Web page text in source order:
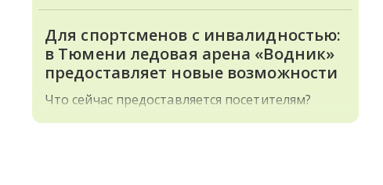
Для спортсменов с инвалидностью:
в Тюмени ледовая арена «Водник»
предоставляет новые возможности
Что сейчас предоставляется посетителям?